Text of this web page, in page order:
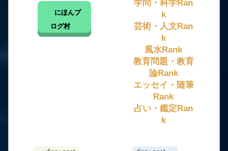
にほんブ
ログ村
学問・科学Ran
k
芸術・人文Ran
k
風水Rank
教育問題・教育
論Rank
エッセイ・随筆
Rank
占い・鑑定Ran
k